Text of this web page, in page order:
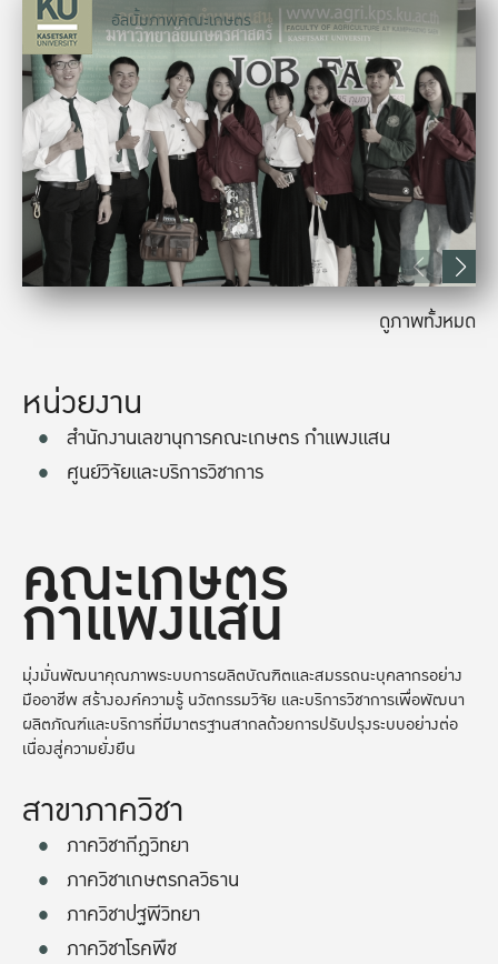
คณะเกษตร
กำแพงแสน
มุ่งมั่นพัฒนาคุณภาพระบบการผลิตบัณฑิตและสมรรถนะบุคลากรอย่าง
มืออาชีพ สร้างองค์ความรู้ นวัตกรรมวิจัย และบริการวิชาการเพื่อพัฒนา
ผลิตภัณฑ์และบริการที่มีมาตรฐานสากลด้วยการปรับปรุงระบบอย่างต่อ
เนื่องสู่ความยั่งยืน
สาขาภาควิชา
ภาควิชากีฏวิทยา
ภาควิชาเกษตรกลวิธาน
ภาควิชาปฐพีวิทยา
ภาควิชาโรคพืช
อัลบั้มภาพคณะเกษตร
ดูภาพทั้งหมด
หน่วยงาน
สำนักงานเลขานุการคณะเกษตร กำแพงแสน
ศูนย์วิจัยและบริการวิชาการ